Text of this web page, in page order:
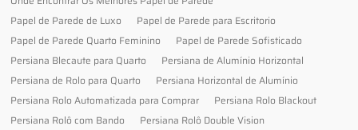
Papel de Parede de Luxo
Papel de Parede para Escritorio
Papel de Parede Quarto Feminino
Papel de Parede Sofisticado
Persiana Blecaute para Quarto
Persiana de Alumínio Horizontal
Persiana de Rolo para Quarto
Persiana Horizontal de Alumínio
Persiana Rolo Automatizada para Comprar
Persiana Rolo Blackout
Persiana Rolô com Bando
Persiana Rolô Double Vision